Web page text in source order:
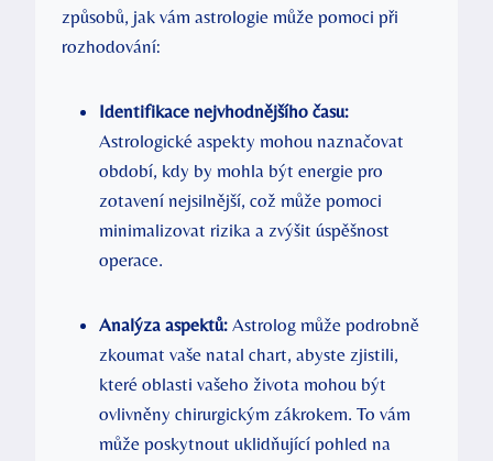
způsobů, jak vám astrologie může pomoci při
rozhodování:
Identifikace nejvhodnějšího času:
Astrologické aspekty mohou naznačovat
období, kdy by mohla být energie pro
zotavení nejsilnější, což může pomoci
minimalizovat rizika a zvýšit úspěšnost
operace.
Analýza aspektů: Astrolog může podrobně
zkoumat vaše natal chart, abyste zjistili,
které oblasti vašeho života mohou být
ovlivněny chirurgickým zákrokem. To vám
může poskytnout uklidňující pohled na